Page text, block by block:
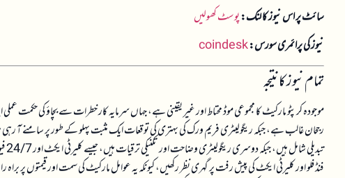
سائٹ پر اس نیوز کا لنک:پوسٹ کھولیں
نیوز کی پرائمری سورس:coindesk
تمام نیوز کا نتیجہ
موجودہ کرپٹو مارکیٹ کا مجموعی موڈ محتاط اور غیر یقینی ہے، جہاں سرمایہ کار خطرات سے بچاؤ کی حکمت
رجحان غالب ہے، جبکہ ریگولیٹری فریم ورک کی بہتری کی توقعات ایک مثبت پہلو کے طور پر سامنے آ
فنڈ فلو اور کلیرٹی ایکٹ کی پیش رفت پر گہری نظر رکھیں، کیونکہ یہ عوامل مارکیٹ کی سمت اور قیمتوں پر